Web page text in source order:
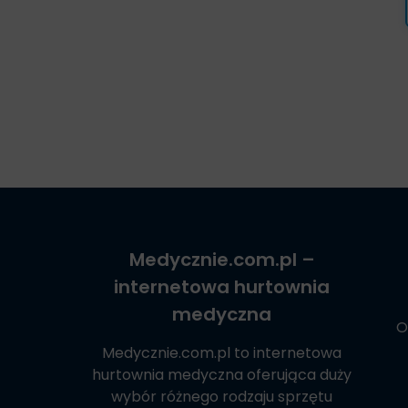
Medycznie.com.pl –
internetowa hurtownia
medyczna
Medycznie.com.pl to internetowa
hurtownia medyczna oferująca duży
wybór różnego rodzaju sprzętu